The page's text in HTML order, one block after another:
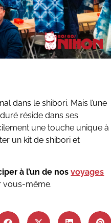
dans le shibori. Mais l’une
réside dans ses
une touche unique à
un kit de shibori et
à l’un de nosvoyages
vous-même.